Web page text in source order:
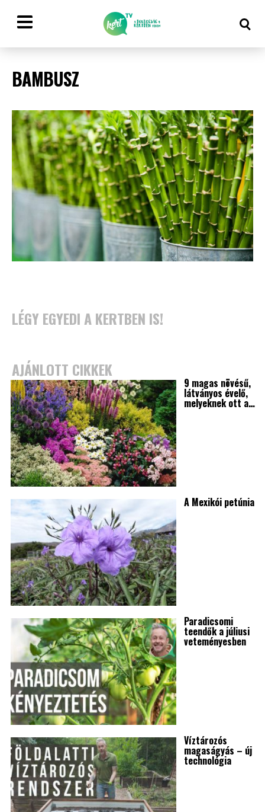
BAMBUSZ
LÉGY EGYEDI A KERTBEN IS!
AJÁNLOTT CIKKEK
9 magas növésű,
látványos évelő,
melyeknek ott a…
A Mexikói petúnia
Paradicsomi
teendők a júliusi
veteményesben
Víztározós
magaságyás – új
technológia